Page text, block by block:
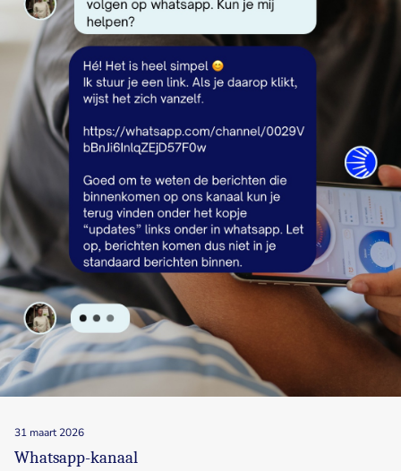
31 maart 2026
Whatsapp-kanaal